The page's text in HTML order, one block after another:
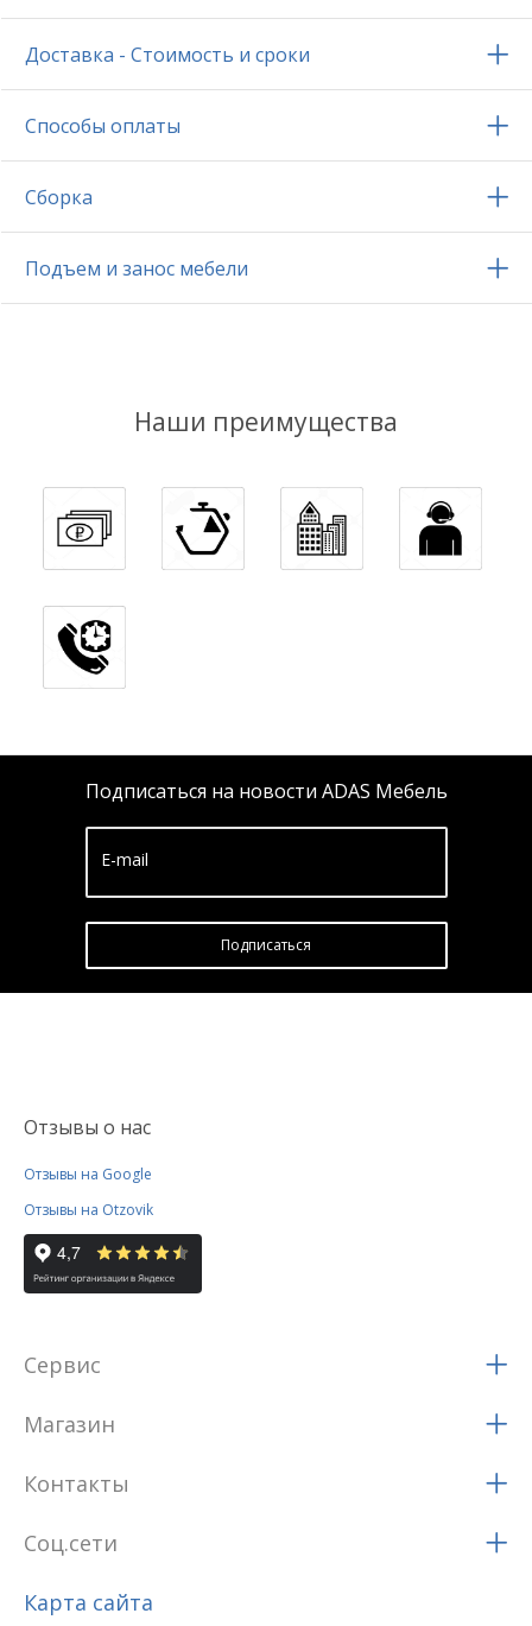
Доставка - Стоимость и сроки
Способы оплаты
Сборка
Подъем и занос мебели
Наши преимущества
Подписаться на новости ADAS Мебель
E-mail
Подписатьcя
Отзывы о нас
Отзывы на Google
Отзывы на Otzovik
Сервис
Магазин
Контакты
Соц.сети
Карта сайта